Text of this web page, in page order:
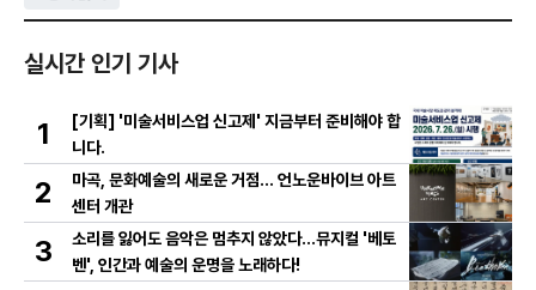
실시간 인기 기사
1
[기획] '미술서비스업 신고제' 지금부터 준비해야 합
니다.
2
마곡, 문화예술의 새로운 거점… 언노운바이브 아트
센터 개관
3
소리를 잃어도 음악은 멈추지 않았다…뮤지컬 '베토
벤', 인간과 예술의 운명을 노래하다!